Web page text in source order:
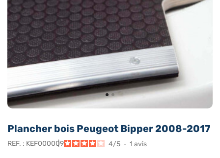
Plancher bois Peugeot Bipper 2008-2017
REF. : KEF000009 4/5 - 1 avis